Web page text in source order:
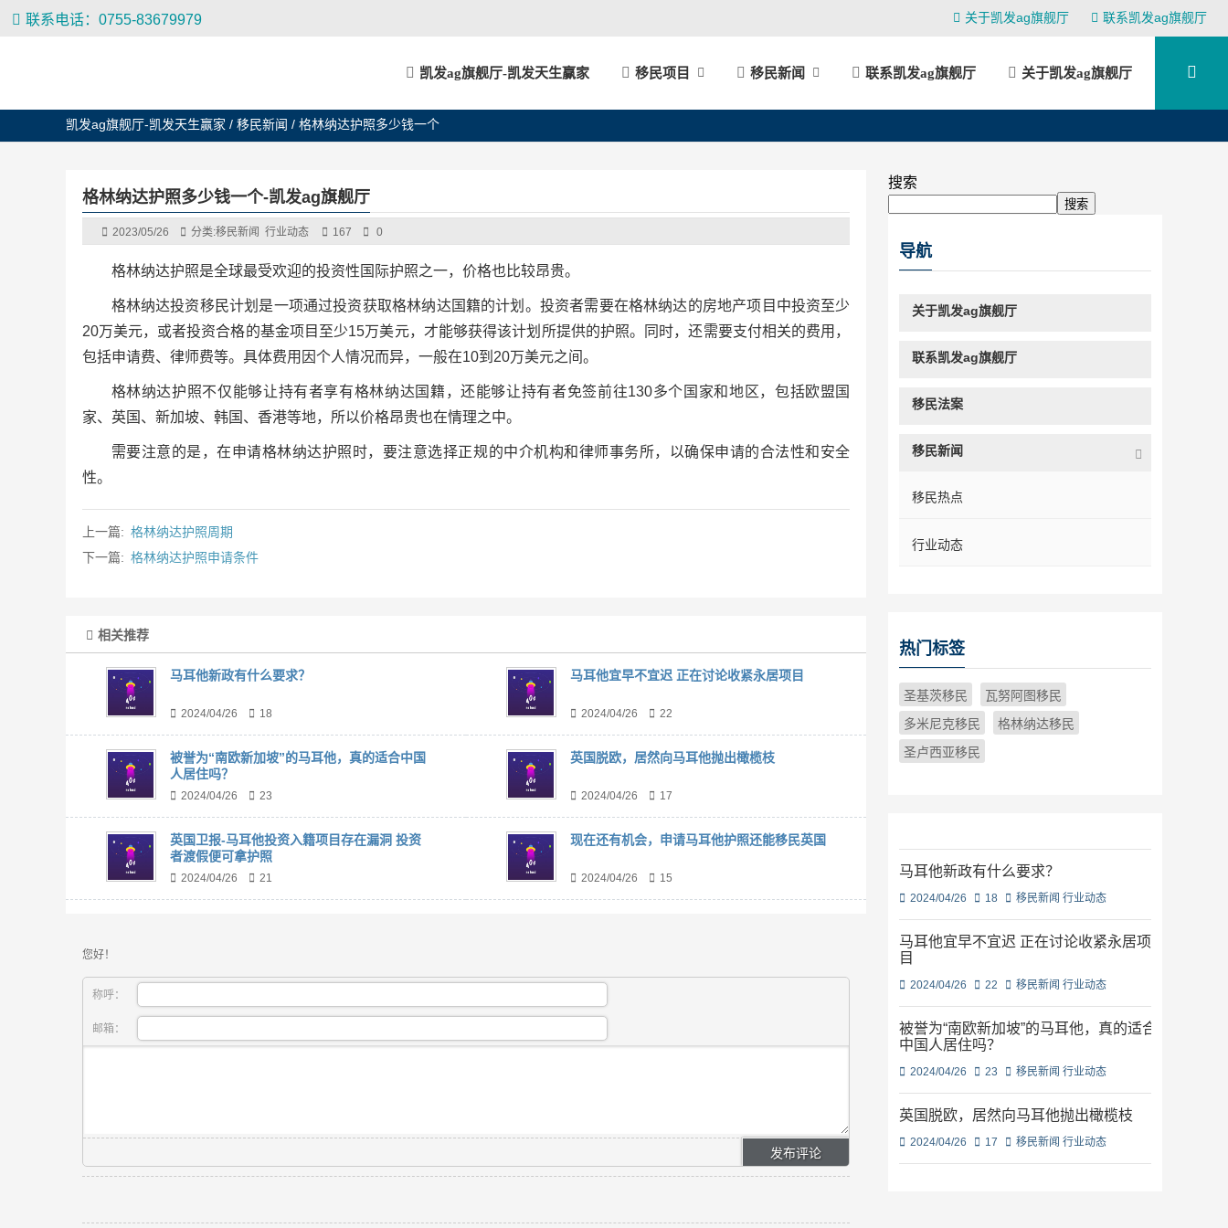
联系电话：0755-83679979 关于凯发ag旗舰厅 联系凯发ag旗舰厅
凯发ag旗舰厅-凯发天生赢家 移民项目 移民新闻 联系凯发ag旗舰厅 关于凯发ag旗舰厅
凯发ag旗舰厅-凯发天生赢家 / 移民新闻 / 格林纳达护照多少钱一个
格林纳达护照多少钱一个-凯发ag旗舰厅
2023/05/26 分类:移民新闻 行业动态 167 0
格林纳达护照是全球最受欢迎的投资性国际护照之一，价格也比较昂贵。
格林纳达投资移民计划是一项通过投资获取格林纳达国籍的计划。投资者需要在格林纳达的房地产项目中投资至少
20万美元，或者投资合格的基金项目至少15万美元，才能够获得该计划所提供的护照。同时，还需要支付相关的费用，
包括申请费、律师费等。具体费用因个人情况而异，一般在10到20万美元之间。
格林纳达护照不仅能够让持有者享有格林纳达国籍，还能够让持有者免签前往130多个国家和地区，包括欧盟国
家、英国、新加坡、韩国、香港等地，所以价格昂贵也在情理之中。
需要注意的是，在申请格林纳达护照时，要注意选择正规的中介机构和律师事务所，以确保申请的合法性和安全
性。
上一篇: 格林纳达护照周期
下一篇: 格林纳达护照申请条件
相关推荐
马耳他新政有什么要求？
2024/04/26 18
马耳他宜早不宜迟 正在讨论收紧永居项目
2024/04/26 22
被誉为“南欧新加坡”的马耳他，真的适合中国
人居住吗？
2024/04/26 23
英国脱欧，居然向马耳他抛出橄榄枝
2024/04/26 17
英国卫报-马耳他投资入籍项目存在漏洞 投资
者渡假便可拿护照
2024/04/26 21
现在还有机会，申请马耳他护照还能移民英国
2024/04/26 15
您好！
称呼：
邮箱：
搜索
搜索
导航
关于凯发ag旗舰厅
联系凯发ag旗舰厅
移民法案
移民新闻
移民热点
行业动态
热门标签
圣基茨移民
瓦努阿图移民
多米尼克移民
格林纳达移民
圣卢西亚移民
马耳他新政有什么要求？
2024/04/26 18 移民新闻 行业动态
马耳他宜早不宜迟 正在讨论收紧永居项
目
2024/04/26 22 移民新闻 行业动态
被誉为“南欧新加坡”的马耳他，真的适合
中国人居住吗？
2024/04/26 23 移民新闻 行业动态
英国脱欧，居然向马耳他抛出橄榄枝
2024/04/26 17 移民新闻 行业动态